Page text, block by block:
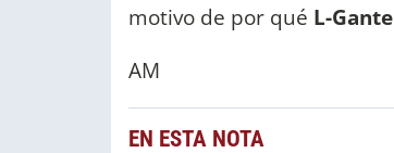
motivo de por qué L-Gante
AM
EN ESTA NOTA